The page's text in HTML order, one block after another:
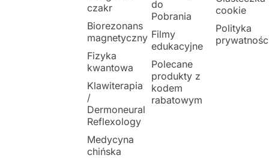
czakr
Biorezonans
magnetyczny
Fizyka
kwantowa
Klawiterapia
/
Dermoneural
Reflexology
Medycyna
chińska
do
Pobrania
Filmy
edukacyjne
Polecane
produkty z
kodem
rabatowym
cookie
Polityka